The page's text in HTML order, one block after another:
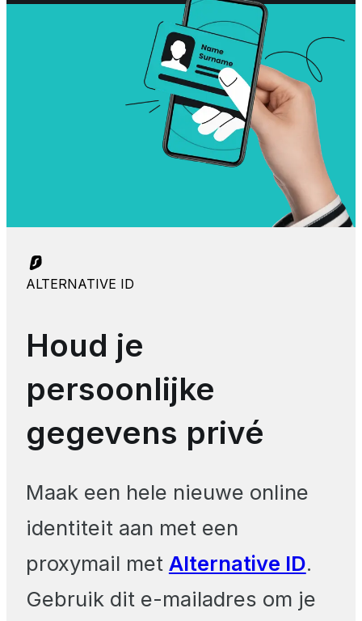
ALTERNATIVE ID
Houd je
persoonlijke
gegevens privé
Maak een hele nieuwe online
identiteit aan met een
proxymail met Alternative ID.
Gebruik dit e-mailadres om je